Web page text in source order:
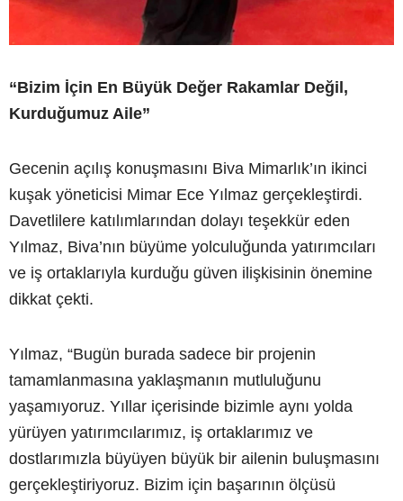
“Bizim İçin En Büyük Değer Rakamlar Değil,
Kurduğumuz Aile”
Gecenin açılış konuşmasını Biva Mimarlık’ın ikinci
kuşak yöneticisi Mimar Ece Yılmaz gerçekleştirdi.
Davetlilere katılımlarından dolayı teşekkür eden
Yılmaz, Biva’nın büyüme yolculuğunda yatırımcıları
ve iş ortaklarıyla kurduğu güven ilişkisinin önemine
dikkat çekti.
Yılmaz, “Bugün burada sadece bir projenin
tamamlanmasına yaklaşmanın mutluluğunu
yaşamıyoruz. Yıllar içerisinde bizimle aynı yolda
yürüyen yatırımcılarımız, iş ortaklarımız ve
dostlarımızla büyüyen büyük bir ailenin buluşmasını
gerçekleştiriyoruz. Bizim için başarının ölçüsü